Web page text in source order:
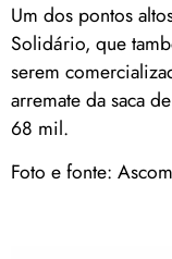
Um dos pontos
Solidário, que
serem
arremate da saca
68 mil.
Foto e fonte: